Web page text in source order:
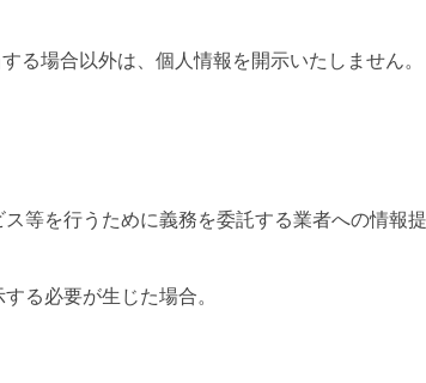
る場合以外は、個人情報を開示いたしません。
等を行うために義務を委託する業者への情報提
る必要が生じた場合。